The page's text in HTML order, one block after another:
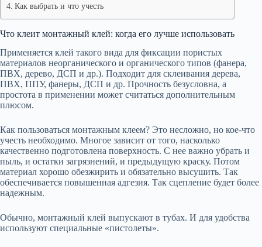
Как выбрать и что учесть
Что клеит монтажный клей: когда его лучше использовать
Применяется клей такого вида для фиксации пористых
материалов неорганического и органического типов (фанера,
ПВХ, дерево, ДСП и др.). Подходит для склеивания дерева,
ПВХ, ППУ, фанеры, ДСП и др. Прочность безусловна, а
простота в применении может считаться дополнительным
плюсом.
Как пользоваться монтажным клеем? Это несложно, но кое-что
учесть необходимо. Многое зависит от того, насколько
качественно подготовлена поверхность. С нее важно убрать и
пыль, и остатки загрязнений, и предыдущую краску. Потом
материал хорошо обезжирить и обязательно высушить. Так
обеспечивается повышенная адгезия. Так сцепление будет более
надежным.
Обычно, монтажный клей выпускают в тубах. И для удобства
используют специальные «пистолеты».